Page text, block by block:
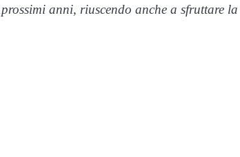
anni, riuscendo anche a sfruttare la